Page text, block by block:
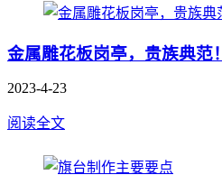
金属雕花板岗亭，贵族典范！
2023-4-23
阅读全文